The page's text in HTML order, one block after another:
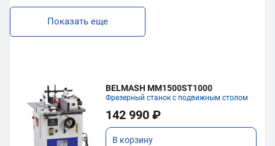
Показать еще
BELMASH MM1500ST1000
Фрезерный станок с подвижным столом
142 990 ₽
В корзину